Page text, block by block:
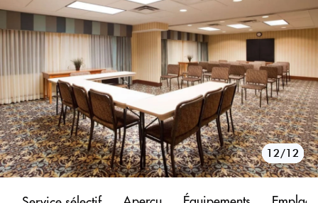
1/12
2/12
3/12
4/12
5/12
6/12
7/12
8/12
9/12
10/12
11/12
12/12